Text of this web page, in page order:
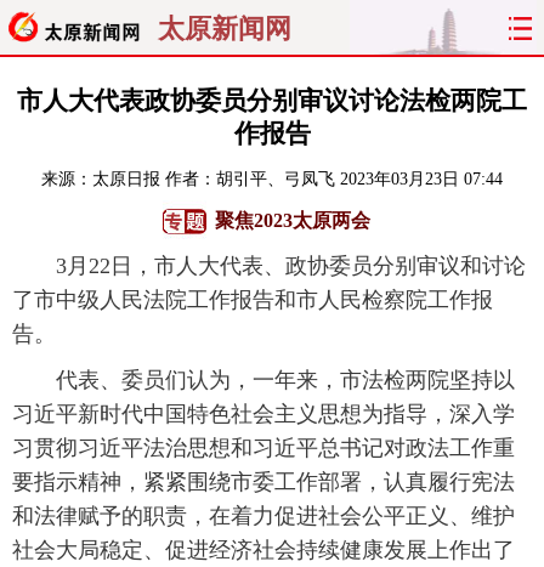
太原新闻网
首页 聚焦 太原 山西
曝光 综合
旅游 理财 政务 教育
看天下
太原日报 太原晚报 热评 社区
市人大代表政协委员分别审议讨论法检两院工
作报告
来源： 太原日报 作者：胡引平、弓凤飞 2023年03月23日 07:44
聚焦2023太原两会
3月22日，市人大代表、政协委员分别审议和讨论
了市中级人民法院工作报告和市人民检察院工作报
告。
代表、委员们认为，一年来，市法检两院坚持以
习近平新时代中国特色社会主义思想为指导，深入学
习贯彻习近平法治思想和习近平总书记对政法工作重
要指示精神，紧紧围绕市委工作部署，认真履行宪法
和法律赋予的职责，在着力促进社会公平正义、维护
社会大局稳定、促进经济社会持续健康发展上作出了